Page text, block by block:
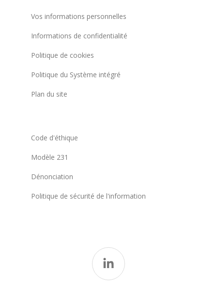
Vos informations personnelles
Informations de confidentialité
Politique de cookies
Politique du Système intégré
Plan du site
Code d'éthique
Modèle 231
Dénonciation
Politique de sécurité de l'information